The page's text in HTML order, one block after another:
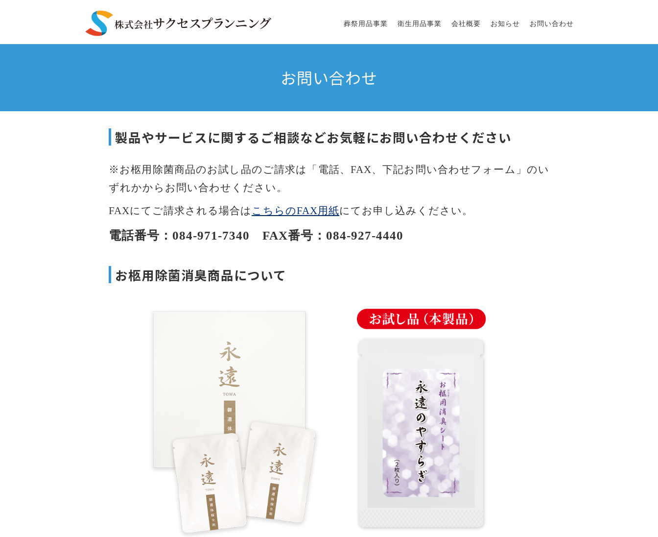
葬祭用品事業 衛生用品事業 会社概要 お知らせ お問い合わせ
お問い合わせ
製品やサービスに関するご相談などお気軽にお問い合わせください
※お柩用除菌商品のお試し品のご請求は「電話、FAX、下記お問い合わせフォーム」のい
ずれかからお問い合わせください。
FAXにてご請求される場合は こちらのFAX用紙にてお申し込みください。
電話番号：084-971-7340 FAX番号：084-927-4440
お柩用除菌消臭商品について